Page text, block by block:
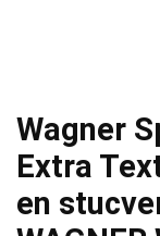
Wagner
Extra
en